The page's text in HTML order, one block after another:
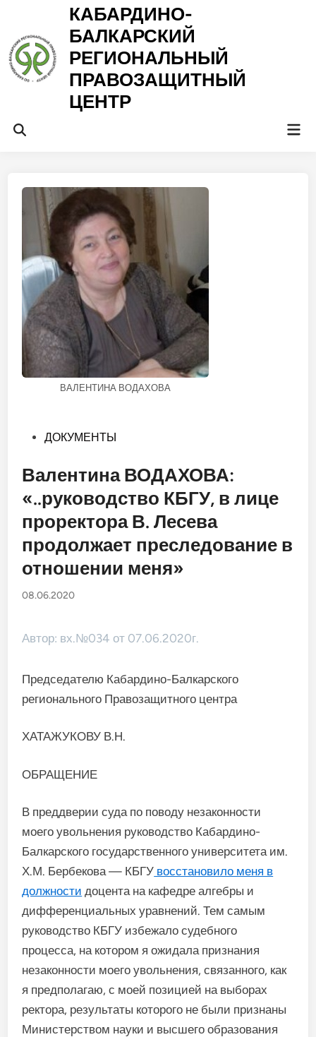
содержимому
КАБАРДИНО-
БАЛКАРСКИЙ
РЕГИОНАЛЬНЫЙ
ПРАВОЗАЩИТНЫЙ
ЦЕНТР
Открыть
ВАЛЕНТИНА ВОДАХОВА
Опубликовано
ДОКУМЕНТЫ
Валентина ВОДАХОВА:
«..руководство КБГУ, в лице
проректора В. Лесева
продолжает преследование в
отношении меня»
08.06.2020
Автор: вх.№034 от 07.06.2020г.
Председателю Кабардино-Балкарского
регионального Правозащитного центра
ХАТАЖУКОВУ В.Н.
ОБРАЩЕНИЕ
В преддверии суда по поводу незаконности
моего увольнения руководство Кабардино-
Балкарского государственного университета им.
Х.М. Бербекова — КБГУ восстановило меня в
должности доцента на кафедре алгебры и
дифференциальных уравнений. Тем самым
руководство КБГУ избежало судебного
процесса, на котором я ожидала признания
незаконности моего увольнения, связанного, как
я предполагаю, с моей позицией на выборах
ректора, результаты которого не были признаны
Министерством науки и высшего образования